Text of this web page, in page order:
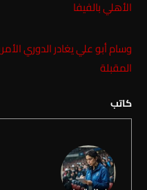
الأهلي بالفيفا
وسام أبو علي يغادر الدوري
المقبلة
كاتب